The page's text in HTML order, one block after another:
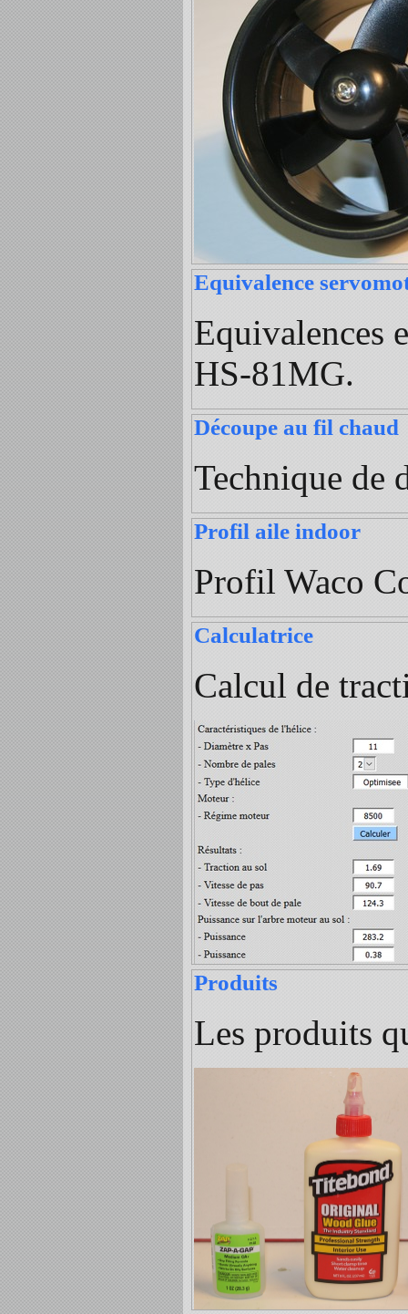
Equivalence
Equivalences
HS-81MG.
Découpe au fil chaud
Technique de
Profil aile indoor
Profil Waco
Calculatrice
Calcul de
Produits
Les produits